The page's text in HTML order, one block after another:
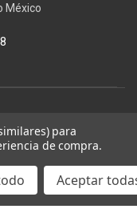
México
para
de compra.
Aceptar